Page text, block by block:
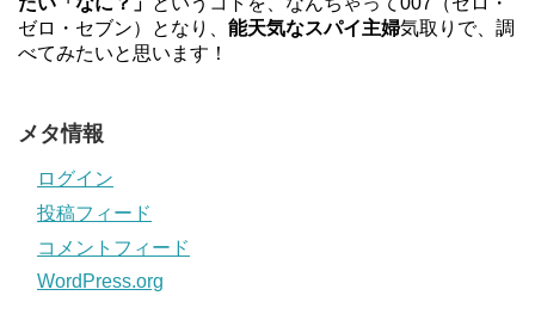
ゼロ・セブン）となり、 能天気なスパイ主婦気取りで、調
べてみたいと思います！
メタ情報
ログイン
投稿フィード
コメントフィード
WordPress.org